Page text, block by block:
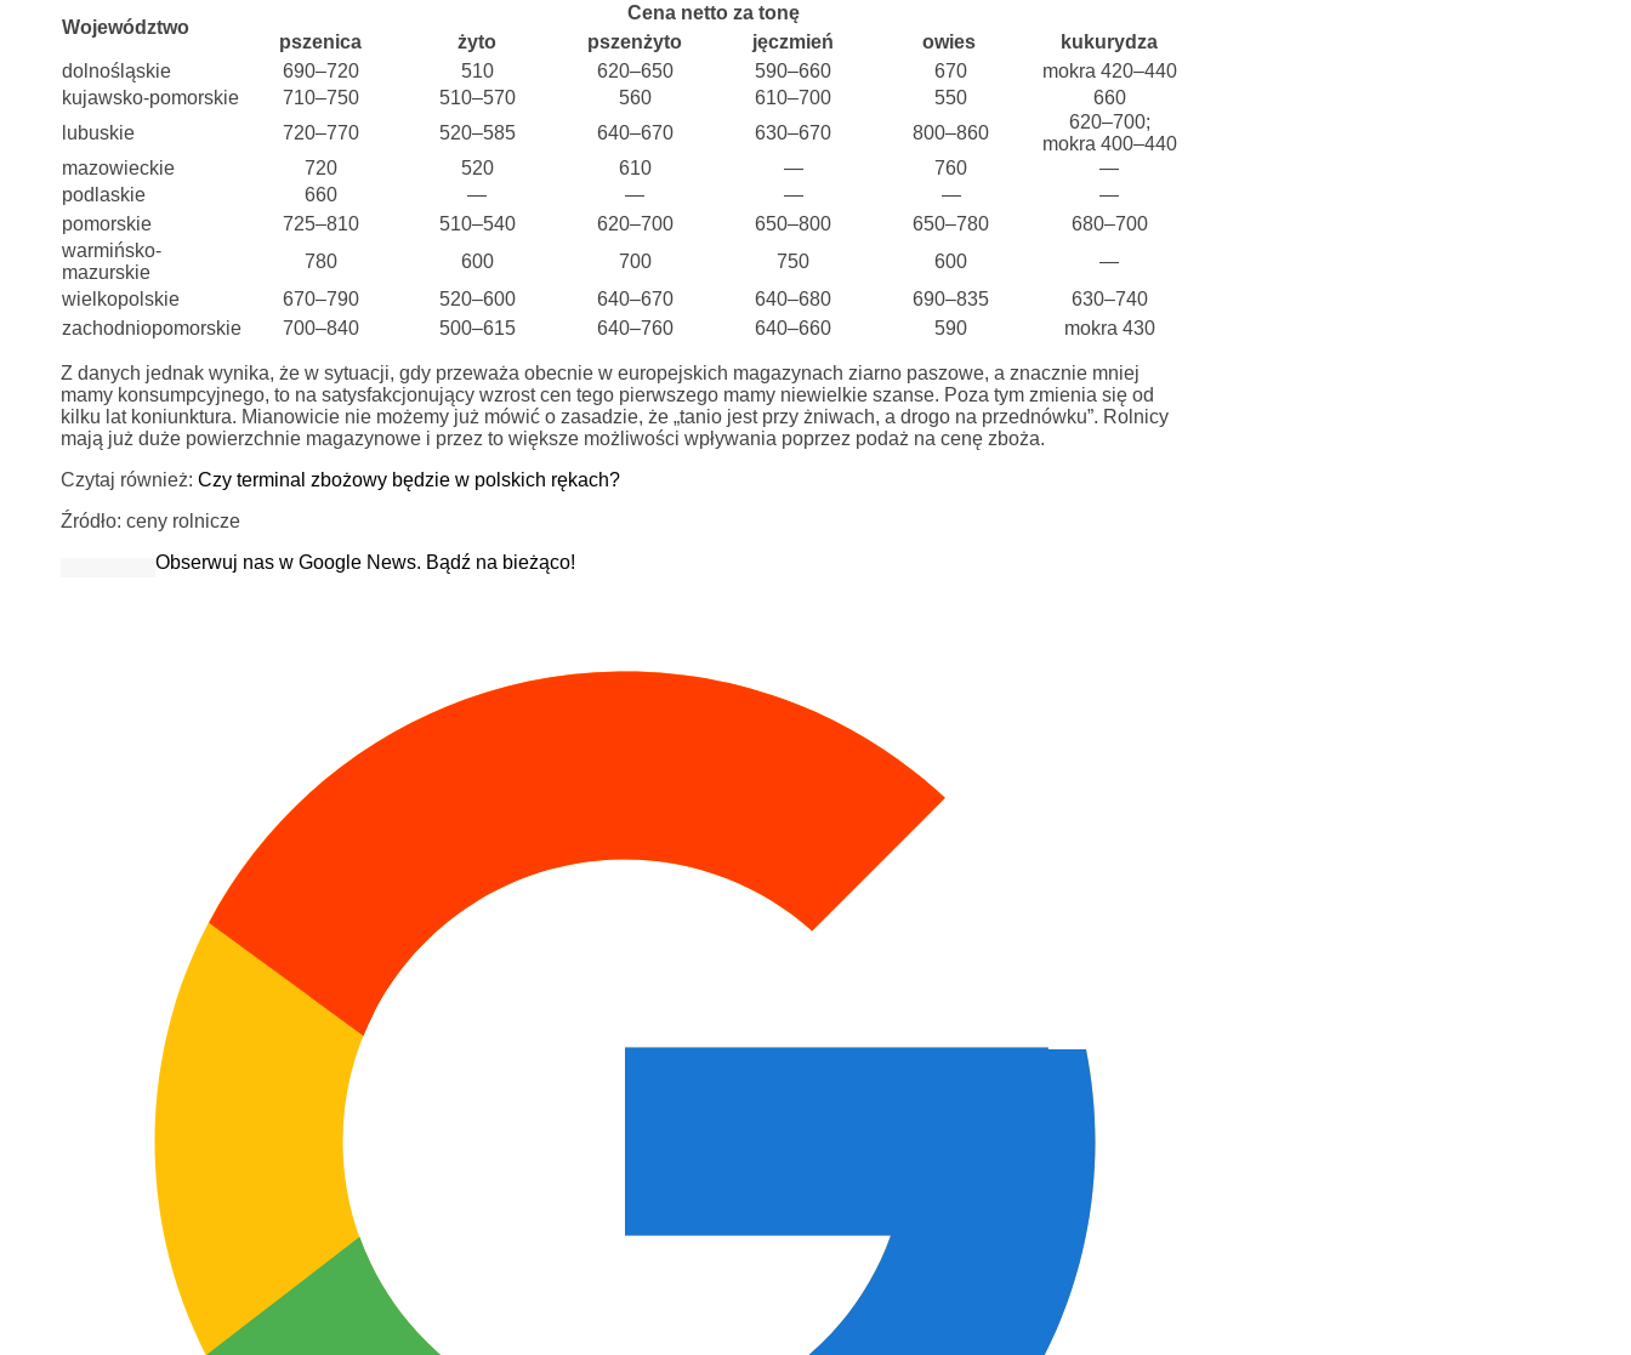
Województwo
Cena netto za tonę
pszenica
żyto pszenżyto jęczmień owies
kukurydza
dolnośląskie
690–720 510 620–650 590–660 670
mokra 420–440
kujawsko-pomorskie
710–750 510–570 560 610–700 550
660
lubuskie
720–770 520–585 640–670 630–670 800–860
620–700;
mokra 400–440
mazowieckie
720 520 610 — 760
—
podlaskie
660 — — — —
—
pomorskie
725–810 510–540 620–700 650–800 650–780
680–700
warmińsko-
mazurskie
780 600 700 750 600
—
wielkopolskie
670–790 520–600 640–670 640–680 690–835
630–740
zachodniopomorskie
700–840 500–615 640–760 640–660 590 mokra 430
Z danych jednak wynika, że w sytuacji, gdy przeważa obecnie w europejskich magazynach ziarno paszowe, a znacznie mniej
mamy konsumpcyjnego, to na satysfakcjonujący wzrost cen tego pierwszego mamy niewielkie szanse. Poza tym zmienia się od
kilku lat koniunktura. Mianowicie nie możemy już mówić o zasadzie, że „tanio jest przy żniwach, a drogo na przednówku”. Rolnicy
mają już duże powierzchnie magazynowe i przez to większe możliwości wpływania poprzez podaż na cenę zboża.
Czytaj również: Czy terminal zbożowy będzie w polskich rękach?
Źródło: ceny rolnicze
Obserwuj nas w Google News. Bądź na bieżąco!